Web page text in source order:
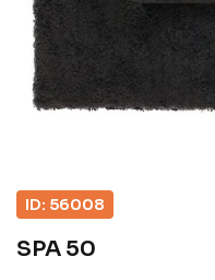
ID: 56008
SPA 50